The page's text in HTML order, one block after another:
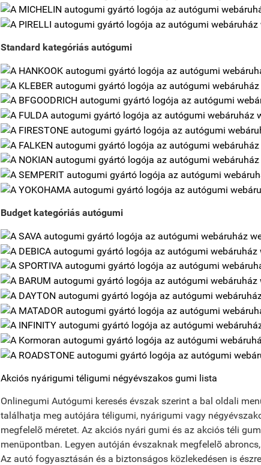
Standard kategóriás autógumi
Budget kategóriás autógumi
Akciós nyárigumi téligumi négyévszakos gumi lista
Onlinegumi Autógumi keresés évszak szerint a bal oldali
találhatja meg autójára téligumi, nyárigumi vagy
megfelelõ méretet. Az akciós nyári gumi és az akciós téli
menüpontban. Legyen autóján évszaknak megfelelõ
Az autó fogyasztásán és a biztonságos közlekedésen is